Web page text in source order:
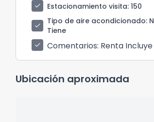
check Estacionamiento visita: 150
check
Tipo de aire acondicionado:
Tiene
check
Comentarios: Renta
Ubicación aproximada